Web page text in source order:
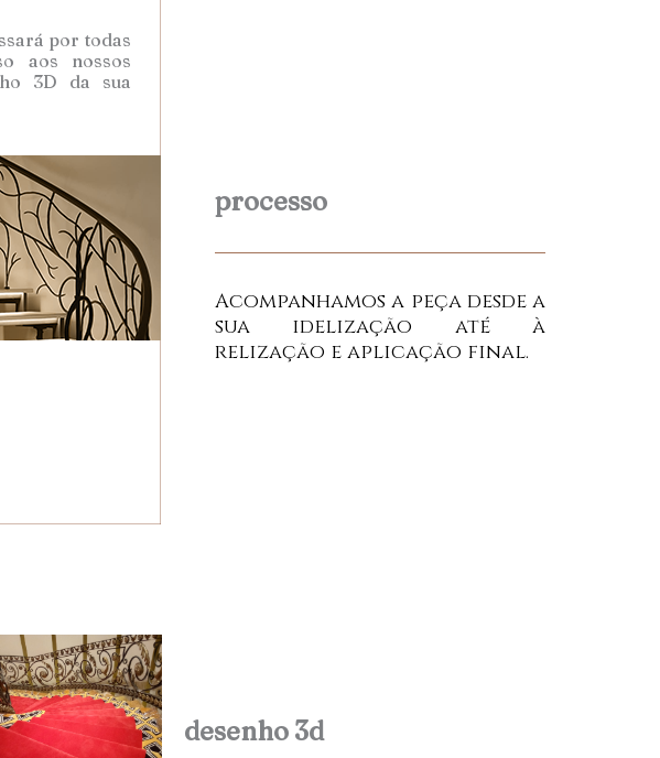
por todas
aos nossos
3D da sua
processo
Acompanhamos a peça desde a
sua idelização até à
relização e aplicação final.
desenho 3d